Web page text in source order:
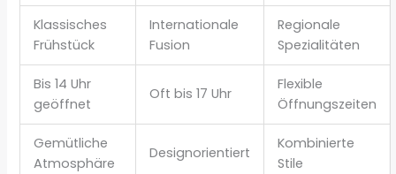
Klassisches
Frühstück
Internationale
Fusion
Regionale
Spezialitäten
Bis 14 Uhr
geöffnet
Oft bis 17 Uhr
Flexible
Öffnungszeiten
Gemütliche
Atmosphäre
Designorientiert
Kombinierte
Stile